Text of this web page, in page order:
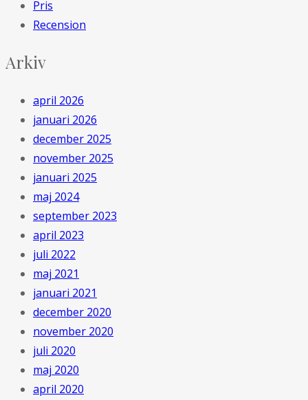
Pris
Recension
Arkiv
april 2026
januari 2026
december 2025
november 2025
januari 2025
maj 2024
september 2023
april 2023
juli 2022
maj 2021
januari 2021
december 2020
november 2020
juli 2020
maj 2020
april 2020